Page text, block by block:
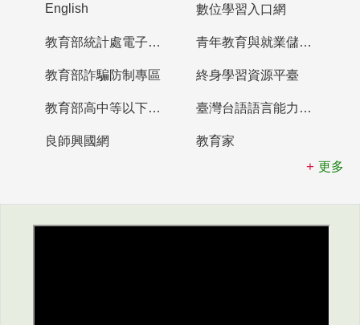
English 數位學習入口網
教育部統計處電子書櫃 青年教育與就業儲蓄帳戶
教育部詐騙防制專區 終身學習資源平臺
教育部高中等以下學校及幼兒園教師資格檢定考試 臺灣台語語言能力認證網站
良師興國網
教育家
更多